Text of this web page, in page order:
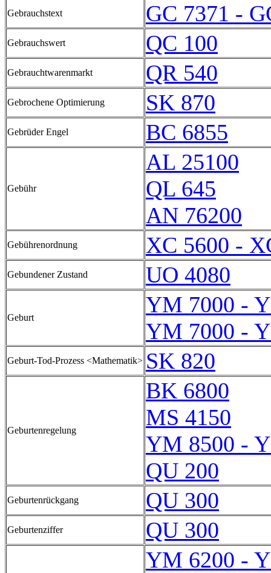
Gebrauchstext GC 7371 -
Gebrauchswert QC 100
Gebrauchtwarenmarkt QR 540
Gebrochene Optimierung SK 870
Gebrüder Engel BC 6855
Gebühr
AL 25100
QL 645
AN 76200
Gebührenordnung XC 5600 -
Gebundener Zustand UO 4080
Geburt
YM 7000 -
YM 7000 -
Geburt-Tod-Prozess <Mathematik> SK 820
Geburtenregelung
BK 6800
MS 4150
YM 8500 -
QU 200
Geburtenrückgang QU 300
Geburtenziffer QU 300
YM 6200 -